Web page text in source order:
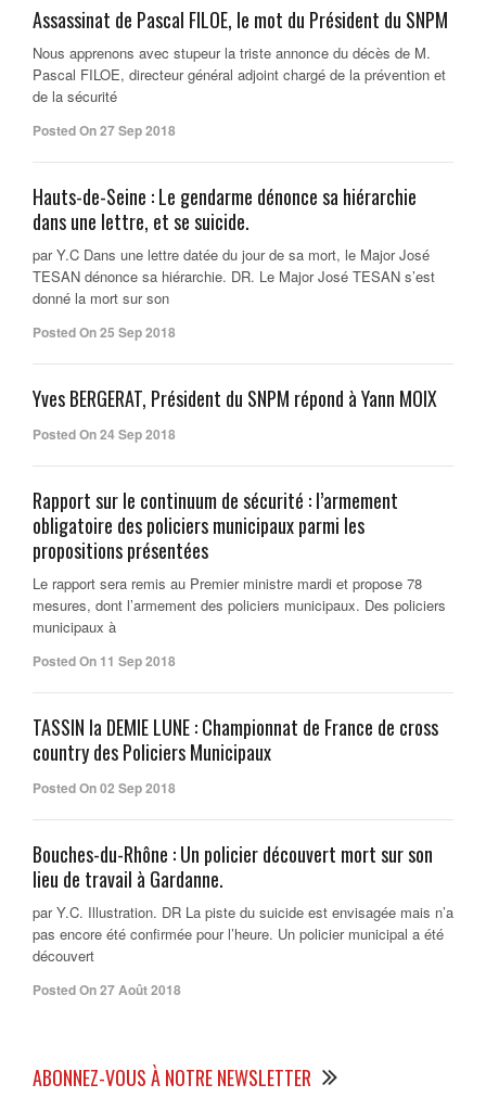
Assassinat de Pascal FILOE, le mot du Président du SNPM
Nous apprenons avec stupeur la triste annonce du décès de M.
Pascal FILOE, directeur général adjoint chargé de la prévention et
de la sécurité
Posted On 27 Sep 2018
Hauts-de-Seine : Le gendarme dénonce sa hiérarchie
dans une lettre, et se suicide.
par Y.C Dans une lettre datée du jour de sa mort, le Major José
TESAN dénonce sa hiérarchie. DR. Le Major José TESAN s’est
donné la mort sur son
Posted On 25 Sep 2018
Yves BERGERAT, Président du SNPM répond à Yann MOIX
Posted On 24 Sep 2018
Rapport sur le continuum de sécurité : l’armement
obligatoire des policiers municipaux parmi les
propositions présentées
Le rapport sera remis au Premier ministre mardi et propose 78
mesures, dont l’armement des policiers municipaux. Des policiers
municipaux à
Posted On 11 Sep 2018
TASSIN la DEMIE LUNE : Championnat de France de cross
country des Policiers Municipaux
Posted On 02 Sep 2018
Bouches-du-Rhône : Un policier découvert mort sur son
lieu de travail à Gardanne.
par Y.C. Illustration. DR La piste du suicide est envisagée mais n’a
pas encore été confirmée pour l’heure. Un policier municipal a été
découvert
Posted On 27 Août 2018
ABONNEZ-VOUS À NOTRE NEWSLETTER